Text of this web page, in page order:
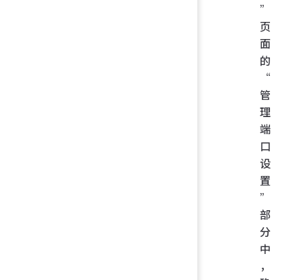
”
页
面
的
“
管
理
端
口
设
置
”
部
分
中
，